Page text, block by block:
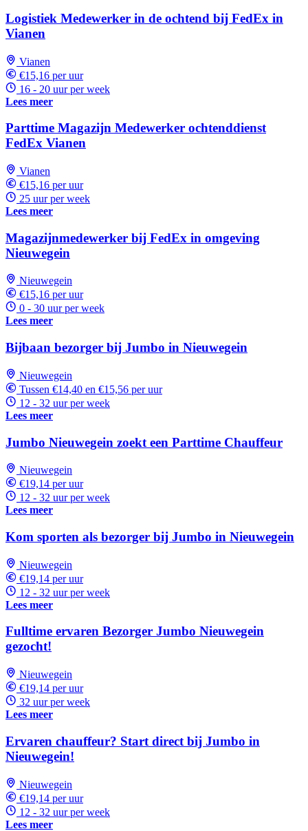
Logistiek Medewerker in de ochtend bij FedEx in
Vianen
Vianen
€15,16 per uur
16 - 20 uur per week
Lees meer
Parttime Magazijn Medewerker ochtenddienst
FedEx Vianen
Vianen
€15,16 per uur
25 uur per week
Lees meer
Magazijnmedewerker bij FedEx in omgeving
Nieuwegein
Nieuwegein
€15,16 per uur
0 - 30 uur per week
Lees meer
Bijbaan bezorger bij Jumbo in Nieuwegein
Nieuwegein
Tussen €14,40 en €15,56 per uur
12 - 32 uur per week
Lees meer
Jumbo Nieuwegein zoekt een Parttime Chauffeur
Nieuwegein
€19,14 per uur
12 - 32 uur per week
Lees meer
Kom sporten als bezorger bij Jumbo in Nieuwegein
Nieuwegein
€19,14 per uur
12 - 32 uur per week
Lees meer
Fulltime ervaren Bezorger Jumbo Nieuwegein
gezocht!
Nieuwegein
€19,14 per uur
32 uur per week
Lees meer
Ervaren chauffeur? Start direct bij Jumbo in
Nieuwegein!
Nieuwegein
€19,14 per uur
12 - 32 uur per week
Lees meer